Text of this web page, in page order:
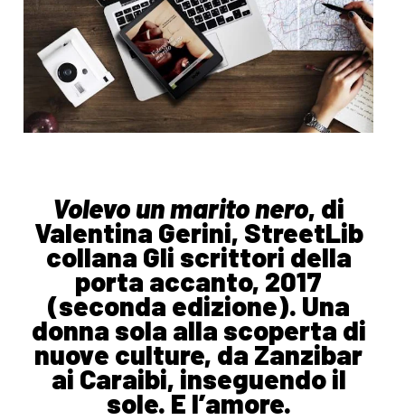
Volevo un marito nero, di
Valentina Gerini, StreetLib
collana Gli scrittori della
porta accanto, 2017
(seconda edizione). Una
donna sola alla scoperta di
nuove culture, da Zanzibar
ai Caraibi, inseguendo il
sole. E l’amore.